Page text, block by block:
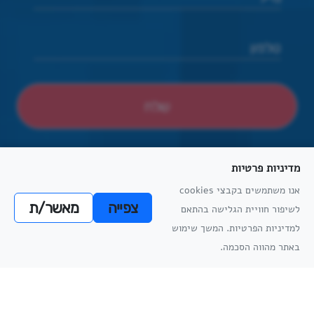
הצהרת נגישות
הסדרי נגישות פיזיים
מדיניות פרטיות
תקנון למניעת הטרדה מינית
מדיניות
מדיניות
הפרטיות
מדיניות פרטיות
אנו משתמשים בקבצי cookies
לשיפור חוויית הגלישה בהתאם
למדיניות הפרטיות. המשך שימוש
באתר מהווה הסכמה.
צפייה מאשר/ת